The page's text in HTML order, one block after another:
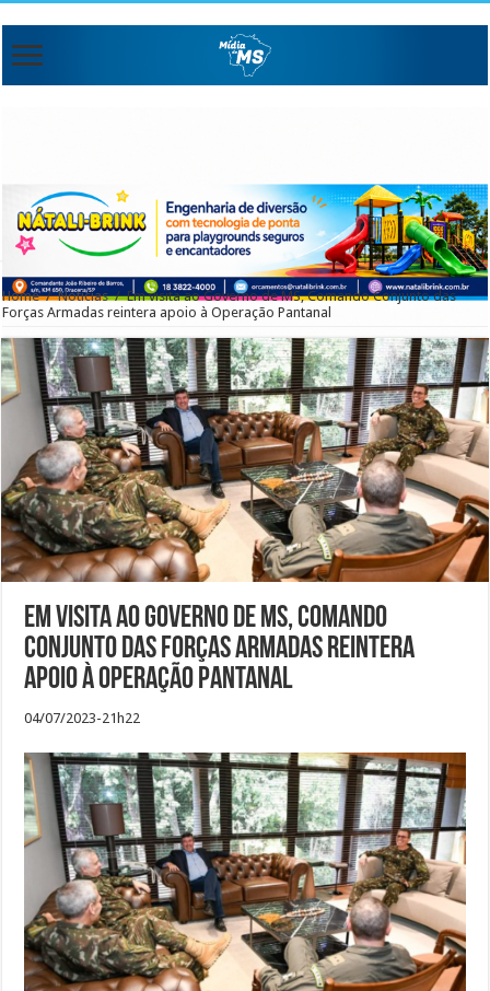
Home / Noticias / Em visita ao Governo de MS, Comando Conjunto das
Forças Armadas reintera apoio à Operação Pantanal
Em visita ao Governo de MS, Comando
Conjunto das Forças Armadas reintera
apoio à Operação Pantanal
04/07/2023-21h22